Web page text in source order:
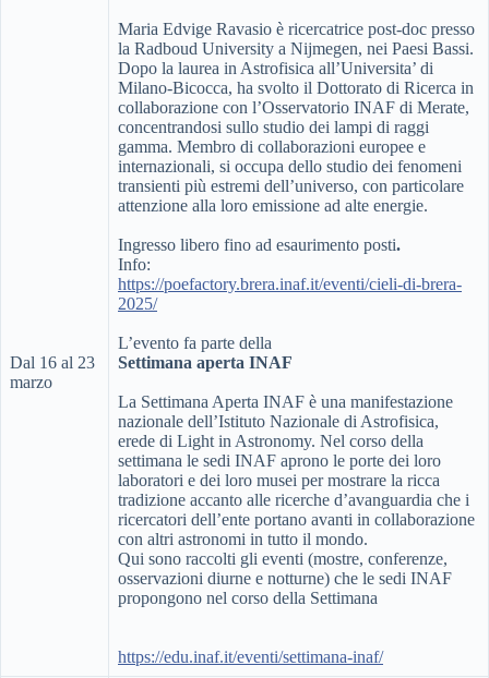
Dal 16 al 23
marzo
Maria Edvige Ravasio è ricercatrice post-doc presso
la Radboud University a Nijmegen, nei Paesi Bassi.
Dopo la laurea in Astrofisica all’Universita’ di
Milano-Bicocca, ha svolto il Dottorato di Ricerca in
collaborazione con l’Osservatorio INAF di Merate,
concentrandosi sullo studio dei lampi di raggi
gamma. Membro di collaborazioni europee e
internazionali, si occupa dello studio dei fenomeni
transienti più estremi dell’universo, con particolare
attenzione alla loro emissione ad alte energie.
Ingresso libero fino ad esaurimento posti.
Info:
https://poefactory.brera.inaf.it/eventi/cieli-di-brera-
2025/
L’evento fa parte della
Settimana aperta INAF
La Settimana Aperta INAF è una manifestazione
nazionale dell’Istituto Nazionale di Astrofisica,
erede di Light in Astronomy. Nel corso della
settimana le sedi INAF aprono le porte dei loro
laboratori e dei loro musei per mostrare la ricca
tradizione accanto alle ricerche d’avanguardia che i
ricercatori dell’ente portano avanti in collaborazione
con altri astronomi in tutto il mondo.
Qui sono raccolti gli eventi (mostre, conferenze,
osservazioni diurne e notturne) che le sedi INAF
propongono nel corso della Settimana
https://edu.inaf.it/eventi/settimana-inaf/